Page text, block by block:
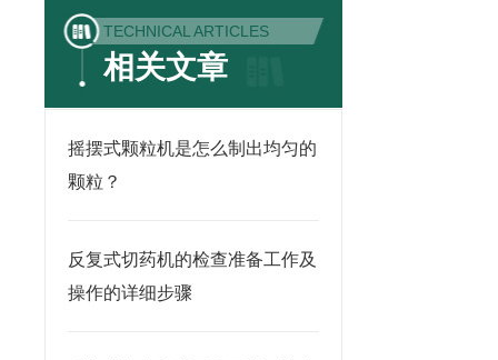
TECHNICAL ARTICLES
相关文章
摇摆式颗粒机是怎么制出均匀的
颗粒？
反复式切药机的检查准备工作及
操作的详细步骤